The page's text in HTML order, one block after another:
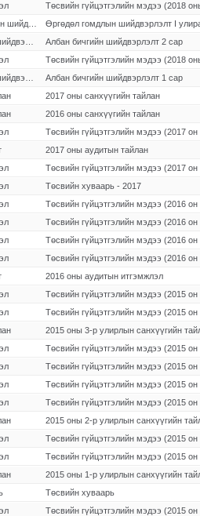
Төсвийн гүйцэтгэлийн мэдээ (2018
Өргөдөл гомдлын шийдвэрлэлт I
Албан бичгийн шийдвэрлэлт 2 сар
Төсвийн гүйцэтгэлийн мэдээ (2018
Албан бичгийн шийдвэрлэлт 1 сар
2017 оны санхүүгийн тайлан
2016 оны санхүүгийн тайлан
Төсвийн гүйцэтгэлийн мэдээ (2017 он
2017 оны аудитын тайлан
Төсвийн гүйцэтгэлийн мэдээ (2017 он
Төсвийн хуваарь - 2017
Төсвийн гүйцэтгэлийн мэдээ (2016 он
Төсвийн гүйцэтгэлийн мэдээ (2016 он
Төсвийн гүйцэтгэлийн мэдээ (2016 он
Төсвийн гүйцэтгэлийн мэдээ (2016 он
2016 оны аудитын итгэмжлэл
Төсвийн гүйцэтгэлийн мэдээ (2015 он
Төсвийн гүйцэтгэлийн мэдээ (2015 он
2015 оны 3-р улирлын санхүүгийн
Төсвийн гүйцэтгэлийн мэдээ (2015 он
Төсвийн гүйцэтгэлийн мэдээ (2015 он
Төсвийн гүйцэтгэлийн мэдээ (2015 он
Төсвийн гүйцэтгэлийн мэдээ (2015 он
2015 оны 2-р улирлын санхүүгийн
Төсвийн гүйцэтгэлийн мэдээ (2015 он
Төсвийн гүйцэтгэлийн мэдээ (2015 он
2015 оны 1-р улирлын санхүүгийн
Төсвийн хуваарь
Төсвийн гүйцэтгэлийн мэдээ (2015 он